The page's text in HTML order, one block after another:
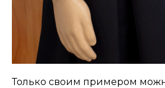
Только своим примером